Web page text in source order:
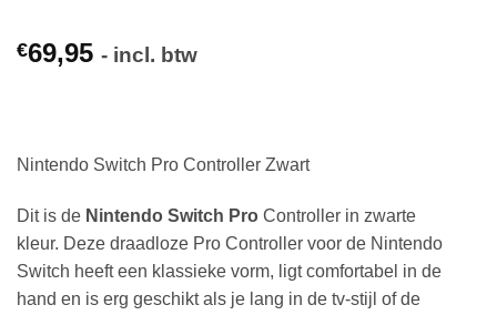
€69,95 - incl. btw
Nintendo Switch Pro Controller Zwart
Dit is de Nintendo Switch Pro Controller in zwarte
kleur. Deze draadloze Pro Controller voor de Nintendo
Switch heeft een klassieke vorm, ligt comfortabel in de
hand en is erg geschikt als je lang in de tv-stijl of de